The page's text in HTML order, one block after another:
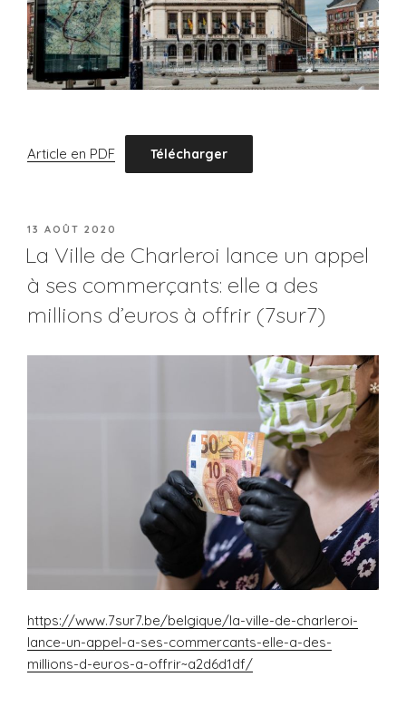
Article en PDF Télécharger
PUBLIÉ
LE
13 AOÛT 2020
La Ville de Charleroi lance un appel
à ses commerçants: elle a des
millions d’euros à offrir (7sur7)
https://www.7sur7.be/belgique/la-ville-de-charleroi-
lance-un-appel-a-ses-commercants-elle-a-des-
millions-d-euros-a-offrir~a2d6d1df/